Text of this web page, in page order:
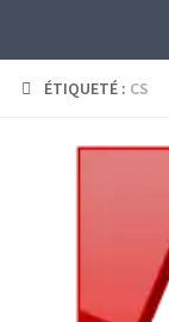
ÉTIQUETÉ : CS